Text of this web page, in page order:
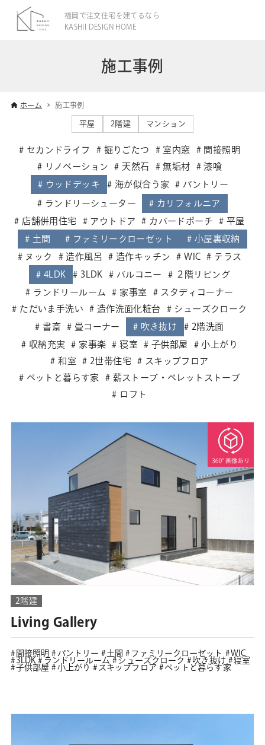
福岡で注文住宅を建てるなら
KASHII DESIGN HOME
施工事例
ホーム 施工事例
平屋 2階建 マンション
セカンドライフ 掘りごたつ 室内窓
間接照明
リノベーション
天然石 無垢材
漆喰
ウッドデッキ
海が似合う家 パントリー
ランドリーシューター
カリフォルニア
店舗併用住宅
アウトドア カバードポーチ
平屋
土間
ファミリークローゼット
小屋裏収納
ヌック
造作風呂 造作キッチン WIC
テラス
4LDK
3LDK バルコニー
２階リビング
ランドリールーム
家事室
スタディコーナー
ただいま手洗い
造作洗面化粧台
シューズクローク
書斎
畳コーナー 吹き抜け
2階洗面
収納充実
家事楽 寝室 子供部屋
小上がり
和室
2世帯住宅
スキップフロア
ペットと暮らす家
薪ストーブ・ペレットストーブ
ロフト
2階建
Living Gallery
間接照明 パントリー 土間 ファミリークローゼット
WIC
3LDK
ランドリールーム シューズクローク 吹き抜け
寝室
子供部屋
小上がり スキップフロア ペットと暮らす家